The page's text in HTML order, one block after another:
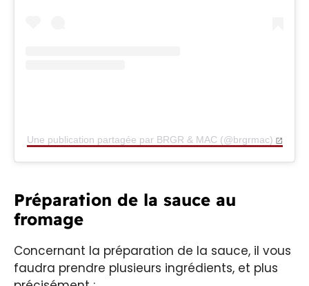
Une publication partagée par BRGR & MAC (@brgrmac)
Préparation de la sauce au
fromage
Concernant la préparation de la sauce, il vous
faudra prendre plusieurs ingrédients, et plus